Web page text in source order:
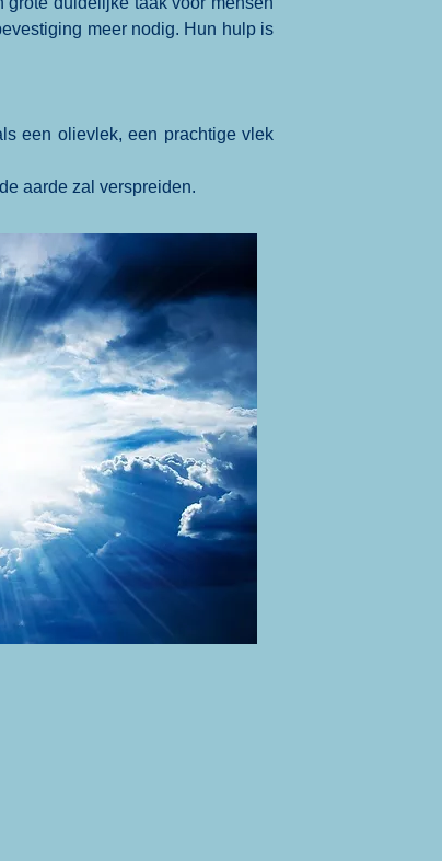
meer nodig. Hun hulp is
een olievlek, een prachtige vlek
aarde zal verspreiden.